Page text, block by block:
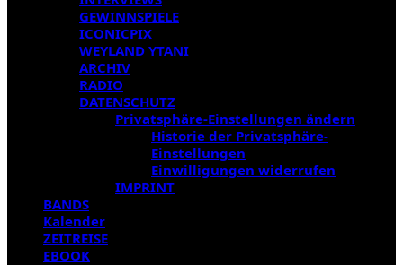
GEWINNSPIELE
ICONICPIX
WEYLAND YTANI
ARCHIV
RADIO
DATENSCHUTZ
Privatsphäre-Einstellungen ändern
Historie der Privatsphäre-
Einstellungen
Einwilligungen widerrufen
IMPRINT
BANDS
Kalender
ZEITREISE
EBOOK